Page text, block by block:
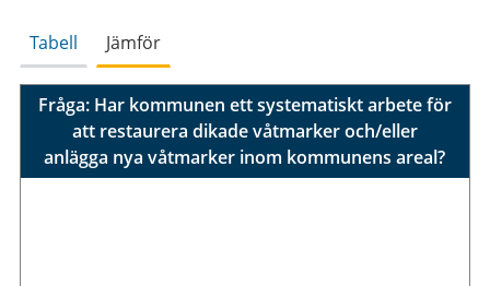
Tabell Jämför
Fråga: Har kommunen ett systematiskt arbete för
att restaurera dikade våtmarker och/eller
anlägga nya våtmarker inom kommunens areal?